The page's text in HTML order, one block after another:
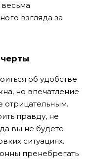
взгляда за
об удобстве
но впечатление
отрицательным.
правду, не
вы не будете
ситуациях.
пренебрегать